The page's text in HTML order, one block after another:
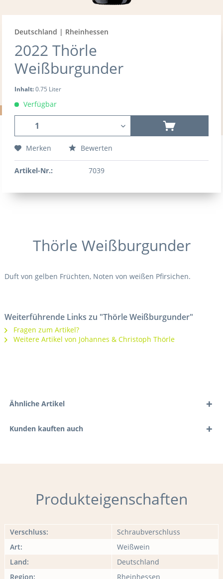
Deutschland | Rheinhessen
2022 Thörle
Weißburgunder
Inhalt:0.75 Liter
Verfügbar
Merken Bewerten
Artikel-Nr.: 7039
Thörle Weißburgunder
Duft von gelben Früchten, Noten von weißen Pfirsichen.
Weiterführende Links zu "Thörle Weißburgunder"
Fragen zum Artikel?
Weitere Artikel von Johannes & Christoph Thörle
Ähnliche Artikel
Kunden kauften auch
Produkteigenschaften
Verschluss:
Schraubverschluss
Art:
Weißwein
Land:
Deutschland
Region:
Rheinhessen